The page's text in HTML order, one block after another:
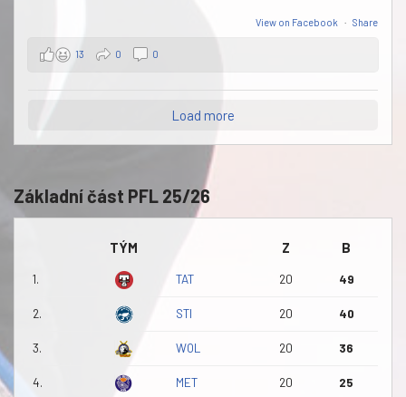
View on Facebook · Share
13 0 0
Load more
Základní část PFL 25/26
TÝM Z B
1. TAT 20 49
2. STI 20 40
3. WOL 20 36
4. MET 20 25